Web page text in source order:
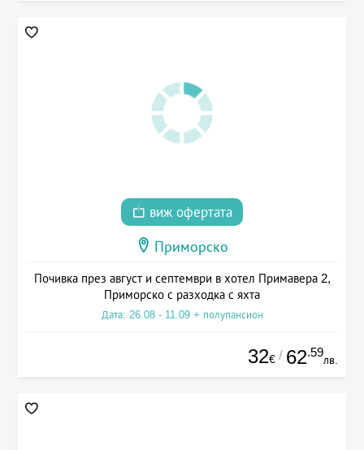
виж офертата
Приморско
Почивка през август и септември в хотел Примавера 2,
Приморско с разходка с яхта
Дата: 26.08 - 11.09 + полупансион
32€ / 62.59
лв.